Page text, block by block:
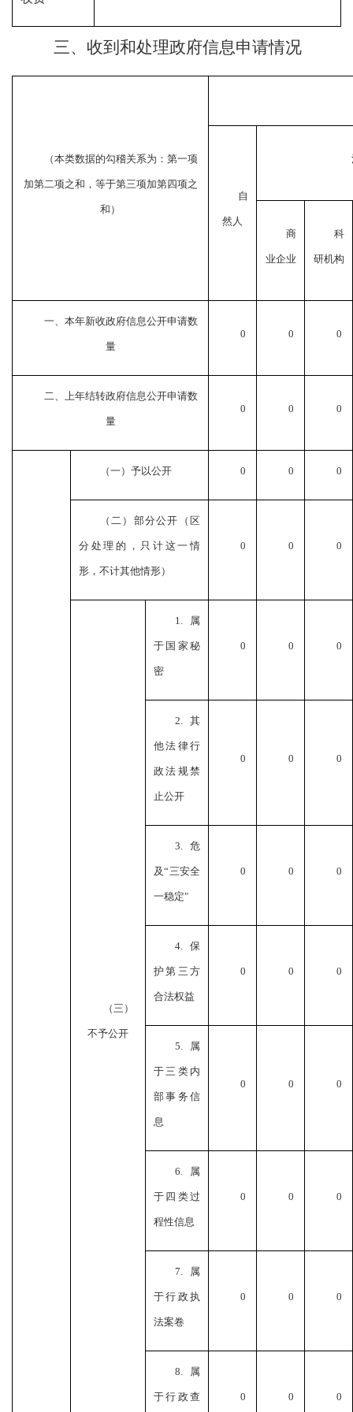
三、收到和处理政府信息申请情况
（本类数据的勾稽关系为：第一项
加第二项之和，等于第三项加第四项之
和）
自
然人
商
业企业
科
研机构
一、本年新收政府信息公开申请数
量
0 0 0
二、上年结转政府信息公开申请数
量
0 0 0
（一）予以公开 0 0 0
（二）部分公开（区
分处理的，只计这一情
形，不计其他情形）
0 0 0
（三）
不予公开
1.属
于国家秘
密
0 0 0
2.其
他法律行
政法规禁
止公开
0 0 0
3.危
及“三安全
一稳定"
0 0 0
4.保
护第三方
合法权益
0 0 0
5.属
于三类内
部事务信
息
0 0 0
6.属
于四类过
程性信息
0 0 0
7.属
于行政执
法案卷
0 0 0
8.属
于行政查 0 0 0